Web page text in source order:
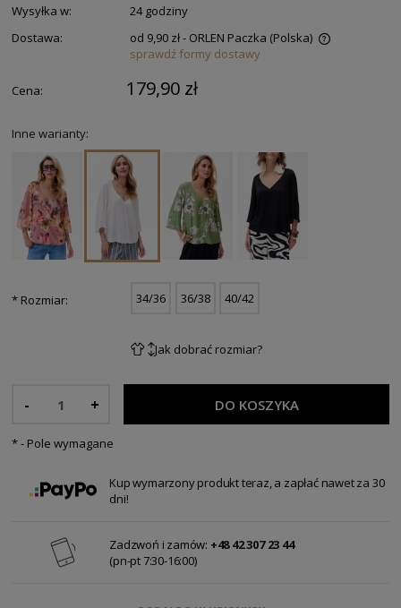
Wysyłka w:
24 godziny
Dostawa:
od 9,90 zł- ORLEN Paczka (Polska)
sprawdź formy dostawy
Cena: 179,90 zł
Inne warianty:
* Rozmiar: 34/36 36/38 40/42
Jak dobrać rozmiar?
- + DO KOSZYKA
*- Pole wymagane
Kup wymarzony produkt teraz, a zapłać nawet za 30
dni!
Zadzwoń i zamów: +48 42 307 23 44
(pn-pt 7:30-16:00)